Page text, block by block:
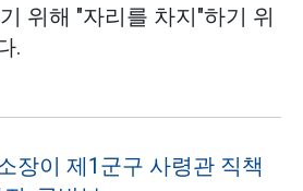
위해 "자리를 차지"하기 위
.